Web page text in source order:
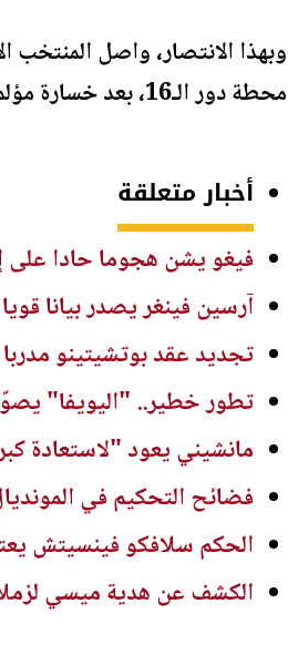
محطة دور الـ16، بعد خسارة مؤلمة بهدف قاتل حمل توقيع ميرينو.
أخبار متعلقة
فيغو يشن هجوما حادا على
آرسين فينغر يصدر بيانا
تجديد عقد بوتشيتينو مدربا
تطور خطير.. "اليويفا"
مانشيني يعود "لاستعادة
فضائح التحكيم في
الحكم سلافكو فينسيتش
الكشف عن هدية ميسي